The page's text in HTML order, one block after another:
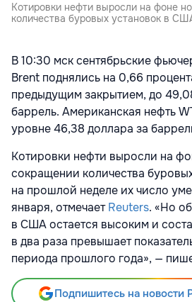
Котировки нефти выросли на фоне
количества буровых установок в
В 10:30 мск сентябрьские
Brent поднялись на 0,66
предыдущим закрытием, до
баррель. Американская нефть
уровне 46,38 доллара за
Котировки нефти выросли на
сокращении количества
на прошлой неделе их число
января, отмечает Reuters. «Но
в США остается высоким и
в два раза превышает
периода прошлого года», —
Подпишитесь на новости